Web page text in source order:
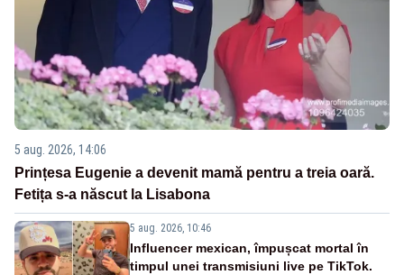
5 aug. 2026, 14:06
Prințesa Eugenie a devenit mamă pentru a treia oară.
Fetița s-a născut la Lisabona
5 aug. 2026, 10:46
Influencer mexican, împușcat mortal în
timpul unei transmisiuni live pe TikTok.